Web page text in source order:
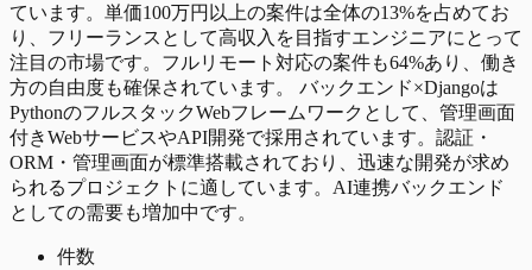
ています。単価100万円以上の案件は全体の13%を占めてお
り、フリーランスとして高収入を目指すエンジニアにとって
注目の市場です。フルリモート対応の案件も64%あり、働き
方の自由度も確保されています。 バックエンド×Djangoは
PythonのフルスタックWebフレームワークとして、管理画面
付きWebサービスやAPI開発で採用されています。認証・
ORM・管理画面が標準搭載されており、迅速な開発が求め
られるプロジェクトに適しています。AI連携バックエンド
としての需要も増加中です。
件数